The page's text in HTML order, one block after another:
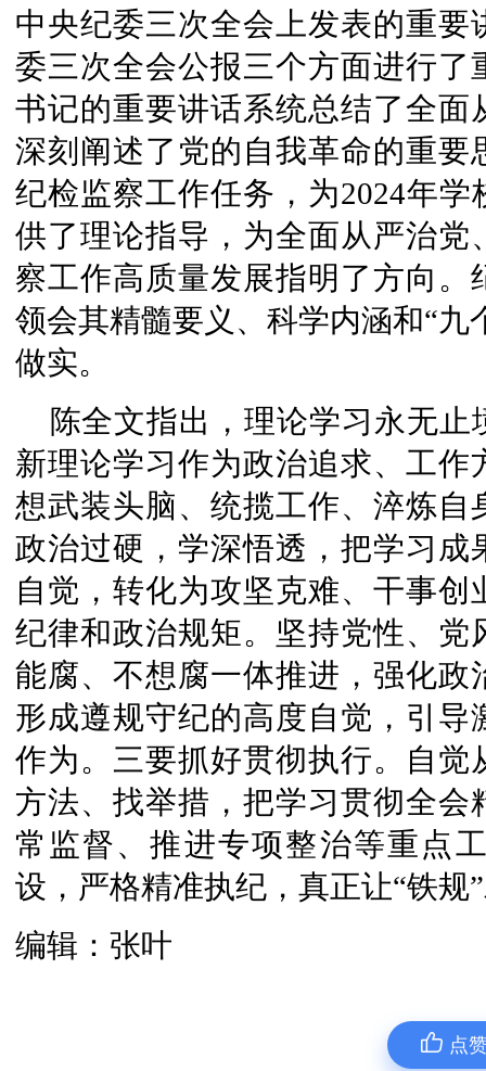
中央纪委三次全会上发表的重
委三次全会公报三个方面进行
书记的重要讲话系统总结了全
深刻阐述了党的自我革命的重要
纪检监察工作任务，为2024年
供了理论指导，为全面从严治
察工作高质量发展指明了方向
领会其精髓要义、科学内涵和“
做实。
陈全文指出，理论学习永无
新理论学习作为政治追求、工
想武装头脑、统揽工作、淬炼
政治过硬，学深悟透，把学习
自觉，转化为攻坚克难、干事
纪律和政治规矩。坚持党性、
能腐、不想腐一体推进，强化
形成遵规守纪的高度自觉，引
作为。三要抓好贯彻执行。自
方法、找举措，把学习贯彻全
常监督、推进专项整治等重点
设，严格精准执纪，真正让“铁规
编辑：张叶
点